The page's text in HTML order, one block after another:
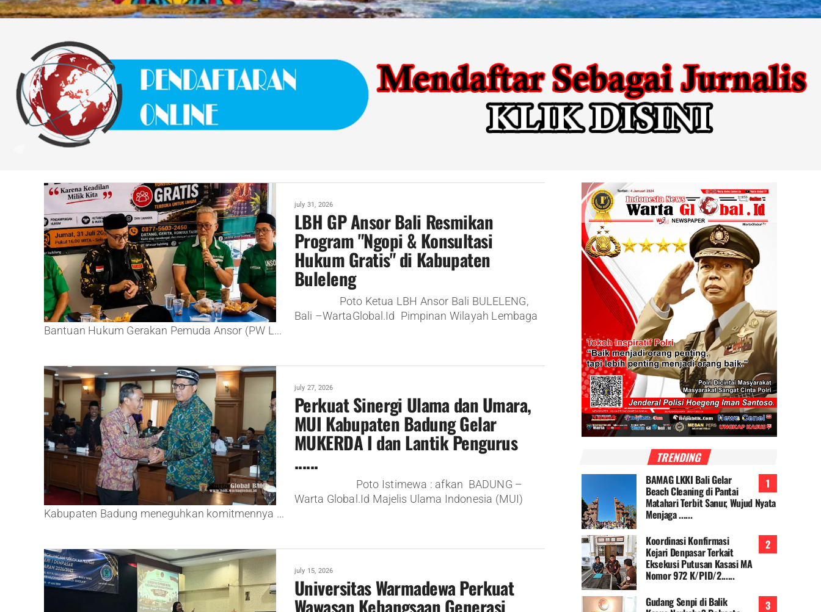
july 31, 2026
LBH GP Ansor Bali Resmikan
Program "Ngopi & Konsultasi
Hukum Gratis" di Kabupaten
Buleleng
Poto Ketua LBH Ansor Bali BULELENG,
Bali –WartaGlobal.Id Pimpinan Wilayah Lembaga
Bantuan Hukum Gerakan Pemuda Ansor (PW L...
july 27, 2026
Perkuat Sinergi Ulama dan Umara,
MUI Kabupaten Badung Gelar
MUKERDA I dan Lantik Pengurus
......
Poto Istimewa : afkan BADUNG –
Warta Global.Id Majelis Ulama Indonesia (MUI)
Kabupaten Badung meneguhkan komitmennya ...
july 15, 2026
Universitas Warmadewa Perkuat
Wawasan Kebangsaan Generasi
TRENDING
BAMAG LKKI Bali Gelar
Beach Cleaning di Pantai
Matahari Terbit Sanur, Wujud Nyata
Menjaga ......
Koordinasi Konfirmasi
Kejari Denpasar Terkait
Eksekusi Putusan Kasasi MA
Nomor 972 K/PID/2......
Gudang Senpi di Balik